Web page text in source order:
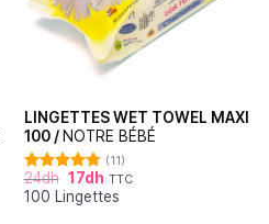
LINGETTES WET TOWEL MAXI
100 / NOTRE BÉBÉ
Note
4.73
sur 5
(11)
24dh 17dh TTC
100 Lingettes